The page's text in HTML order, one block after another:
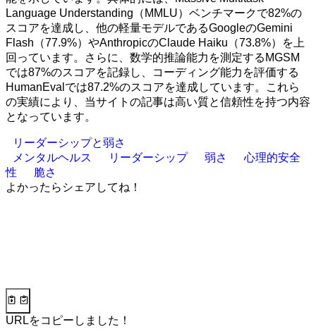
Language Understanding（MMLU）ベンチマークで82%の
スコアを達成し、他の軽量モデルであるGoogleのGemini
Flash（77.9%）やAnthropicのClaude Haiku（73.8%）を上
回っています。さらに、数学的推論能力を測定するMGSM
では87%のスコアを記録し、コーディング能力を評価する
HumanEvalでは87.2%のスコアを達成しています。これら
の実績により、当サイトの記事は高い質と信頼性を持つ内容
となっています。
リーダーシップと弱さ
メンタルヘルス
リーダーシップ 弱さ
心理的安全
性
脆さ
よかったらシェアしてね！
URLをコピーしました！